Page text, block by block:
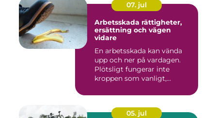
07. jul
Arbetsskada rättigheter,
ersättning och vägen
vidare
En arbetsskada kan vända
upp och ner på vardagen.
Plötsligt fungerar inte
kroppen som vanligt,
05. jul